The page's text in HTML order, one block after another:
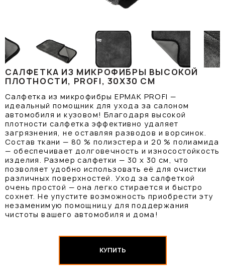
САЛФЕТКА ИЗ МИКРОФИБРЫ ВЫСОКОЙ
ПЛОТНОСТИ, PROFI, 30Х30 СМ
Салфетка из микрофибры ЕРМАК PROFI —
идеальный помощник для ухода за салоном
автомобиля и кузовом! Благодаря высокой
плотности салфетка эффективно удаляет
загрязнения, не оставляя разводов и ворсинок.
Состав ткани — 80 % полиэстера и 20 % полиамида
— обеспечивает долговечность и износостойкость
изделия. Размер салфетки — 30 х 30 см, что
позволяет удобно использовать её для очистки
различных поверхностей. Уход за салфеткой
очень простой — она легко стирается и быстро
сохнет. Не упустите возможность приобрести эту
незаменимую помощницу для поддержания
чистоты вашего автомобиля и дома!
КУПИТЬ